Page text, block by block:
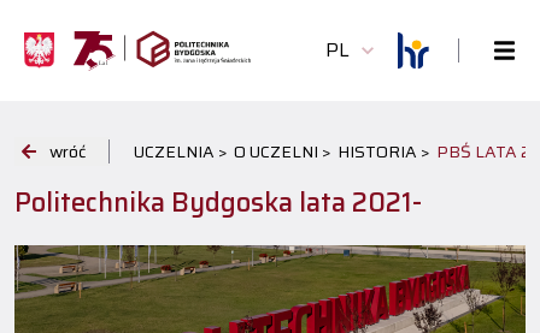
PL
wróć UCZELNIA > O UCZELNI > HISTORIA > PBŚ LATA
Politechnika Bydgoska lata 2021-